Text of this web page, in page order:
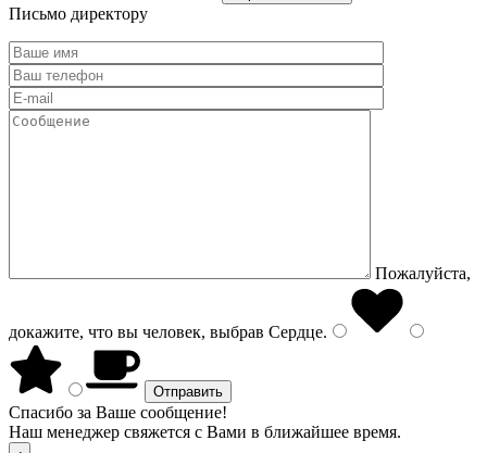
Письмо директору
Пожалуйста,
докажите, что вы человек, выбрав Сердце.
Спасибо за Ваше сообщение!
Наш менеджер свяжется с Вами в ближайшее время.